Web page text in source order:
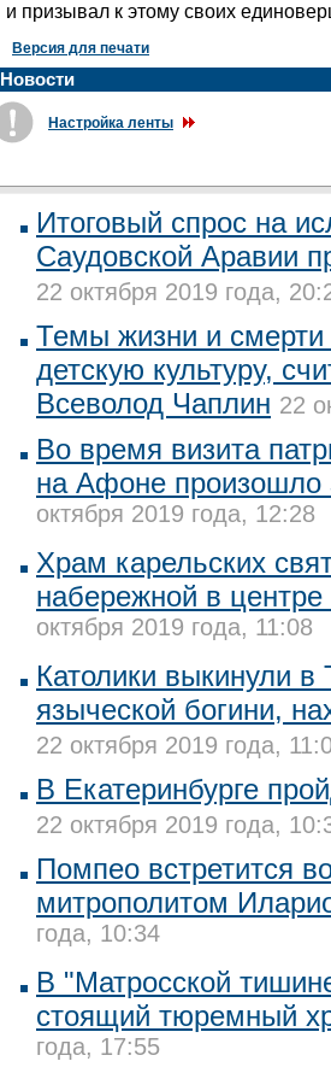
и призывал к этому своих
Версия для печати
Новости
Настройка ленты
Итоговый спрос на
Саудовской Аравии
22 октября 2019 года,
Темы жизни и смерти
детскую культуру,
Всеволод Чаплин 22
Во время визита
на Афоне произошло
октября 2019 года, 12:28
Храм карельских
набережной в центре
октября 2019 года, 11:08
Католики выкинули в
языческой богини,
22 октября 2019 года,
В Екатеринбурге
22 октября 2019 года,
Помпео встретится
митрополитом
года, 10:34
В "Матросской
стоящий тюремный
года, 17:55